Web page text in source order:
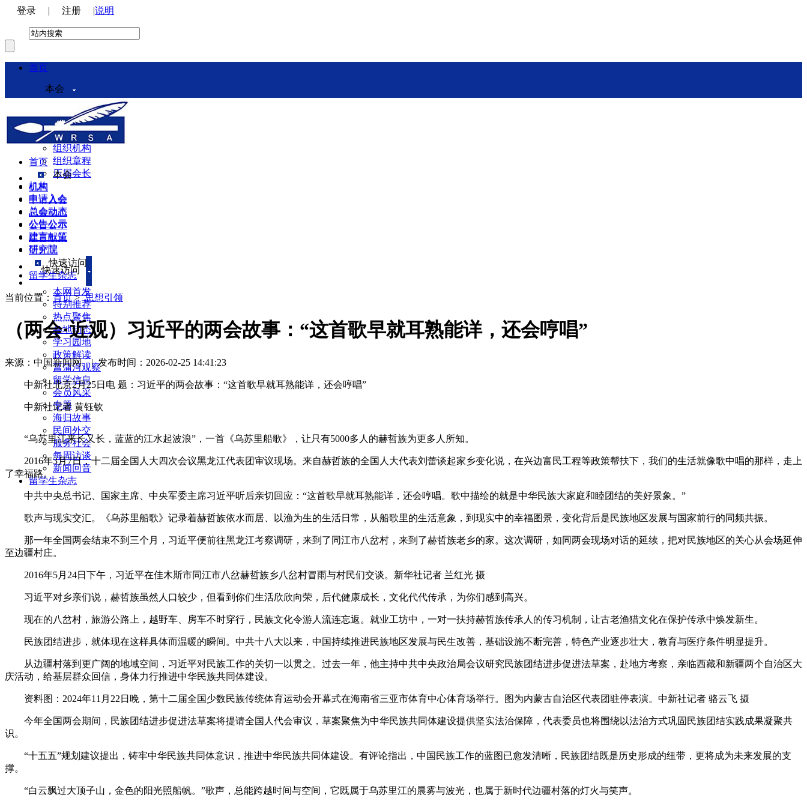
登录 | 注册 |说明
首页
本会
本会介绍
领导机构
理事会
组织机构
组织章程
历届会长
机构
申请入会
总会动态
公告公示
建言献策
研究院
快速访问
本网首发
特别推荐
热点聚焦
各地动态
学习园地
政策解读
菖蒲河观察
留学信息
会员风采
专题
海归故事
民间外交
服务社会
每周访谈
新闻回音
留学生杂志
首页
本会
机构
申请入会
总会动态
公告公示
建言献策
研究院
快速访问
留学生杂志
当前位置： 首页>思想引领
（两会·近观）习近平的两会故事：“这首歌早就耳熟能详，还会哼唱”
来源：中国新闻网 |发布时间：2026-02-25 14:41:23
中新社北京2月25日电 题：习近平的两会故事：“这首歌早就耳熟能详，还会哼唱”
中新社记者 黄钰钦
“乌苏里江来长又长，蓝蓝的江水起波浪”，一首《乌苏里船歌》，让只有5000多人的赫哲族为更多人所知。
2016年3月7日，十二届全国人大四次会议黑龙江代表团审议现场。来自赫哲族的全国人大代表刘蕾谈起家乡变化说，在兴边富民工程等政策帮扶下，我们的生活就像歌中唱的那样，走上
了幸福路。
中共中央总书记、国家主席、中央军委主席习近平听后亲切回应：“这首歌早就耳熟能详，还会哼唱。歌中描绘的就是中华民族大家庭和睦团结的美好景象。”
歌声与现实交汇。《乌苏里船歌》记录着赫哲族依水而居、以渔为生的生活日常，从船歌里的生活意象，到现实中的幸福图景，变化背后是民族地区发展与国家前行的同频共振。
那一年全国两会结束不到三个月，习近平便前往黑龙江考察调研，来到了同江市八岔村，来到了赫哲族老乡的家。这次调研，如同两会现场对话的延续，把对民族地区的关心从会场延伸
至边疆村庄。
2016年5月24日下午，习近平在佳木斯市同江市八岔赫哲族乡八岔村冒雨与村民们交谈。新华社记者 兰红光 摄
习近平对乡亲们说，赫哲族虽然人口较少，但看到你们生活欣欣向荣，后代健康成长，文化代代传承，为你们感到高兴。
现在的八岔村，旅游公路上，越野车、房车不时穿行，民族文化令游人流连忘返。就业工坊中，一对一扶持赫哲族传承人的传习机制，让古老渔猎文化在保护传承中焕发新生。
民族团结进步，就体现在这样具体而温暖的瞬间。中共十八大以来，中国持续推进民族地区发展与民生改善，基础设施不断完善，特色产业逐步壮大，教育与医疗条件明显提升。
从边疆村落到更广阔的地域空间，习近平对民族工作的关切一以贯之。过去一年，他主持中共中央政治局会议研究民族团结进步促进法草案，赴地方考察，亲临西藏和新疆两个自治区大
庆活动，给基层群众回信，身体力行推进中华民族共同体建设。
资料图：2024年11月22日晚，第十二届全国少数民族传统体育运动会开幕式在海南省三亚市体育中心体育场举行。图为内蒙古自治区代表团驻停表演。中新社记者 骆云飞 摄
今年全国两会期间，民族团结进步促进法草案将提请全国人代会审议，草案聚焦为中华民族共同体建设提供坚实法治保障，代表委员也将围绕以法治方式巩固民族团结实践成果凝聚共
识。
“十五五”规划建议提出，铸牢中华民族共同体意识，推进中华民族共同体建设。有评论指出，中国民族工作的蓝图已愈发清晰，民族团结既是历史形成的纽带，更将成为未来发展的支
撑。
“白云飘过大顶子山，金色的阳光照船帆。”歌声，总能跨越时间与空间，它既属于乌苏里江的晨雾与波光，也属于新时代边疆村落的灯火与笑声。